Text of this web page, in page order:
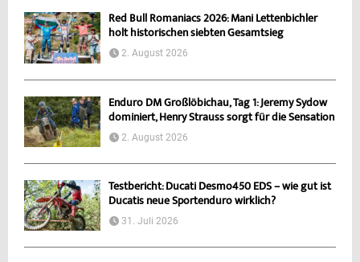
Red Bull Romaniacs 2026: Mani Lettenbichler
holt historischen siebten Gesamtsieg
2. August 2026
Enduro DM Großlöbichau, Tag 1: Jeremy Sydow
dominiert, Henry Strauss sorgt für die Sensation
2. August 2026
Testbericht: Ducati Desmo450 EDS – wie gut ist
Ducatis neue Sportenduro wirklich?
31. Juli 2026